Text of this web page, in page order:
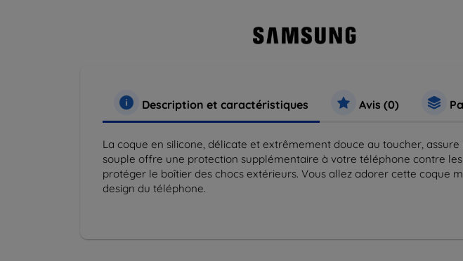
Description et caractéristiques Avis (0)
La coque en silicone, délicate et extrêmement douce au toucher,
souple offre une protection supplémentaire à votre téléphone contre
protéger le boîtier des chocs extérieurs. Vous allez adorer cette coque
design du téléphone.